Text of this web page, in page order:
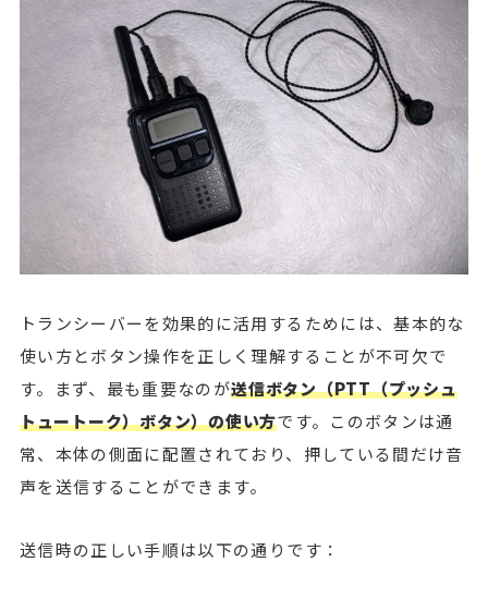
トランシーバーを効果的に活用するためには、基本的な
使い方とボタン操作を正しく理解することが不可欠で
す。まず、最も重要なのが送信ボタン（PTT（プッシュ
トュートーク）ボタン）の使い方です。このボタンは通
常、本体の側面に配置されており、押している間だけ音
声を送信することができます。
送信時の正しい手順は以下の通りです：